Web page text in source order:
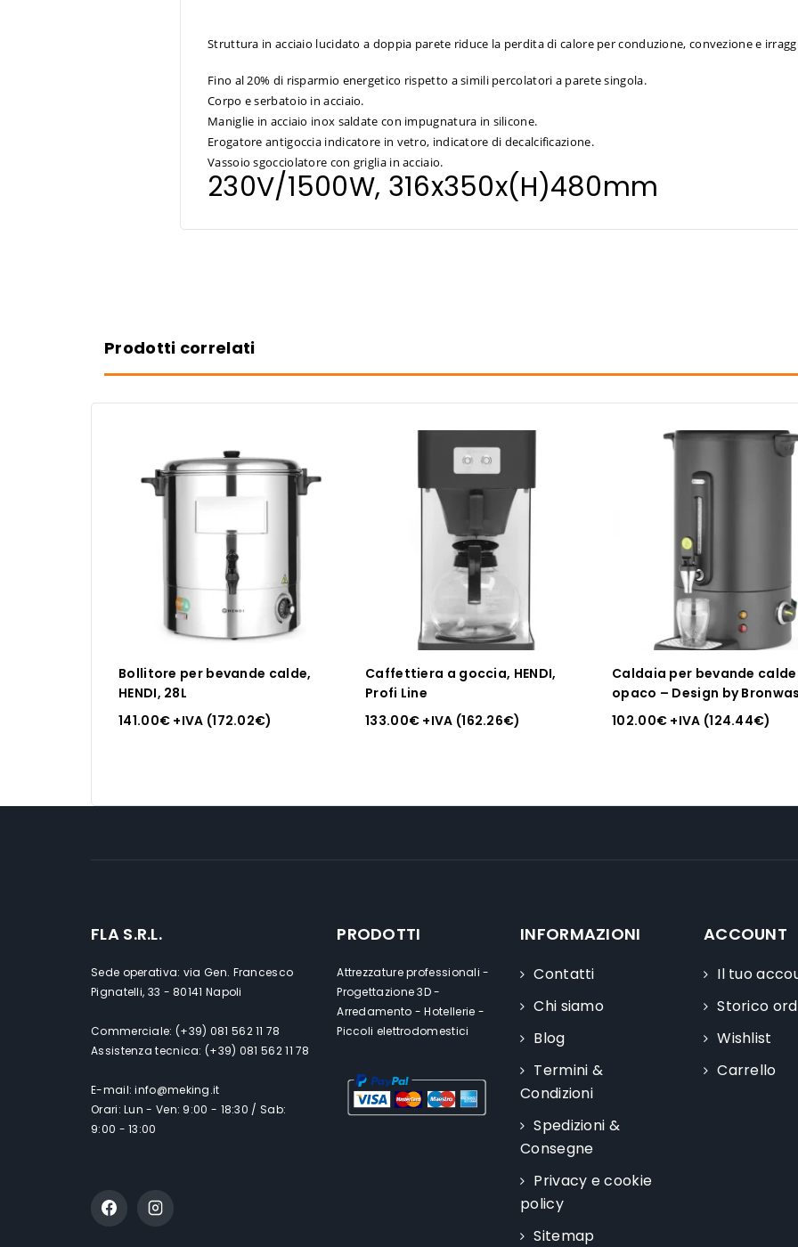
Struttura in acciaio lucidato a doppia parete riduce la perdita di calore per conduzione, convezione e
Fino al 20% di risparmio energetico rispetto a simili percolatori a parete singola.
Corpo e serbatoio in acciaio.
Maniglie in acciaio inox saldate con impugnatura in silicone.
Erogatore antigoccia indicatore in vetro, indicatore di decalcificazione.
Vassoio sgocciolatore con griglia in acciaio.
230V/1500W, 316x350x(H)480mm
Prodotti correlati
Bollitore per bevande calde,
HENDI, 28L
141.00€ +IVA (172.02€)
Caffettiera a goccia, HENDI,
Profi Line
133.00€ +IVA (162.26€)
Caldaia per bevande
opaco – Design by
HENDI, 16L, Nero
102.00€ +IVA (124.44€)
FLA S.R.L.
Sede operativa: via Gen. Francesco
Pignatelli, 33 - 80141 Napoli
Commerciale: (+39) 081 562 11 78
Assistenza tecnica: (+39) 081 562 11 78
E-mail: info@meking.it
Orari: Lun - Ven: 9:00 - 18:30 / Sab:
9:00 - 13:00
PRODOTTI
Attrezzature professionali -
Progettazione 3D -
Arredamento - Hotellerie -
Piccoli elettrodomestici
INFORMAZIONI
Contatti
Chi siamo
Blog
Termini &
Condizioni
Spedizioni &
Consegne
Privacy e cookie
policy
Sitemap
ACCOUNT
Il tuo
Storico
Wishlist
Carrello